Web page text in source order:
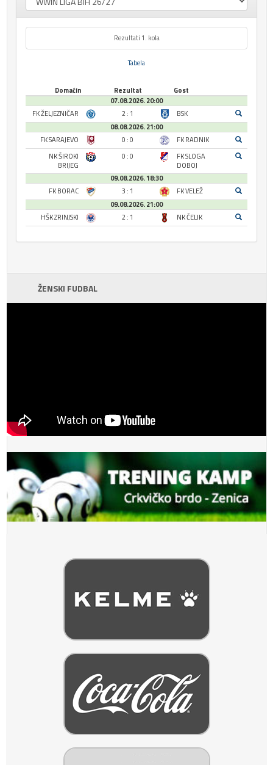
Rezultati 1. kola
Tabela
Domaćin Rezultat
Gost
07.08.2026. 20:00
FK ŽELJEZNIČAR
2 : 1
BSK
08.08.2026. 21:00
FK SARAJEVO
0 : 0
FK RADNIK
NK ŠIROKI
BRIJEG
0 : 0
FK SLOGA
DOBOJ
09.08.2026. 18:30
FK BORAC
3 : 1
FK VELEŽ
09.08.2026. 21:00
HŠK ZRINJSKI
2 : 1 NK ČELIK
ŽENSKI FUDBAL